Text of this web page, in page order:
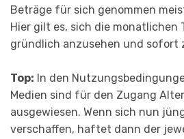
Beträge für sich genommen
Hier gilt es, sich die monatlichen
gründlich anzusehen und sofort
Top: In den
Medien sind für den Zugang
ausgewiesen. Wenn sich nun
verschaffen, haftet dann der